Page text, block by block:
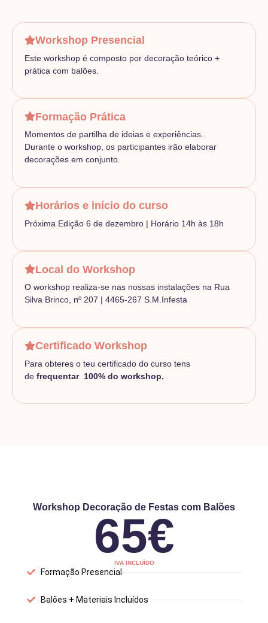
Workshop Presencial
Este workshop é composto por decoração teórico +
prática com balões.
Formação Prática
Momentos de partilha de ideias e experiências.
Durante o workshop, os participantes irão elaborar
decorações em conjunto.
Horários e início do curso
Próxima Edição 6 de dezembro | Horário 14h às 18h
Local do Workshop
O workshop realiza-se nas nossas instalações na Rua
Silva Brinco, nº 207 | 4465-267 S.M.Infesta
Certificado Workshop
Para obteres o teu certificado do curso tens
de frequentar 100% do workshop.
Workshop Decoração de Festas com Balões
65€
IVA INCLUÌDO
Formação Presencial
Balões + Materiais Incluídos